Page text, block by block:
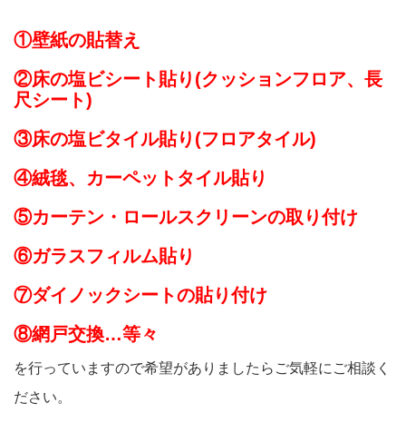
①壁紙の貼替え
②床の塩ビシート貼り(クッションフロア、長
尺シート)
③床の塩ビタイル貼り(フロアタイル)
④絨毯、カーペットタイル貼り
⑤カーテン・ロールスクリーンの取り付け
⑥ガラスフィルム貼り
⑦ダイノックシートの貼り付け
⑧網戸交換…等々
を行っていますので希望がありましたらご気軽にご相談く
ださい。